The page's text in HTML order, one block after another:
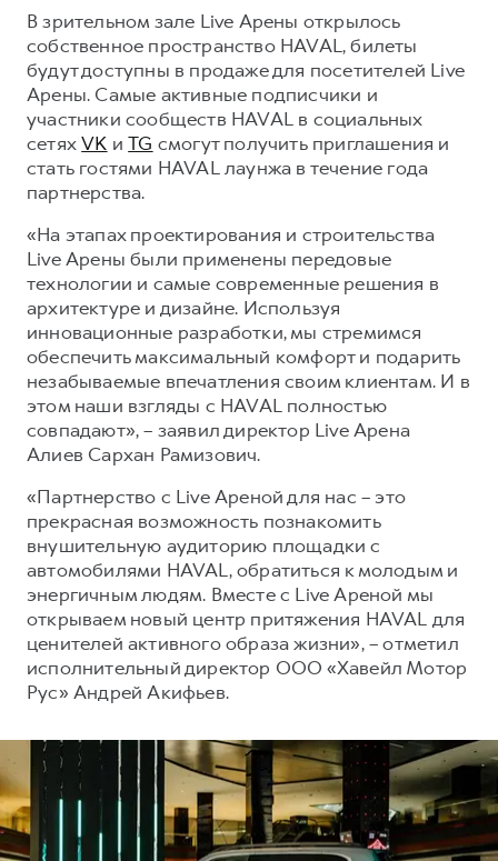
Автомобильные аксессуары
Коллекция PRO
Коллекция Базовая
Коллекция Детская
Коллекция Базовая
Коллекция Детская
В зрительном зале Live Арены открылось
собственное пространство HAVAL, билеты
будут доступны в продаже для посетителей Live
Арены. Самые активные подписчики и
участники сообществ HAVAL в социальных
сетяхVK иTG смогут получить приглашения и
стать гостями HAVAL лаунжа в течение года
партнерства.
«На этапах проектирования и строительства
Live Арены были применены передовые
технологии и самые современные решения в
архитектуре и дизайне. Используя
инновационные разработки, мы стремимся
обеспечить максимальный комфорт и подарить
незабываемые впечатления своим клиентам. И в
этом наши взгляды с HAVAL полностью
совпадают», – заявил директор Live Арена
Алиев Сархан Рамизович.
«Партнерство с Live Ареной для нас – это
прекрасная возможность познакомить
внушительную аудиторию площадки с
автомобилями HAVAL, обратиться к молодым и
энергичным людям. Вместе с Live Ареной мы
открываем новый центр притяжения HAVAL для
ценителей активного образа жизни», – отметил
исполнительный директор ООО «Хавейл Мотор
Рус» Андрей Акифьев.